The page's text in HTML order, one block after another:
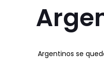
Argentinos se